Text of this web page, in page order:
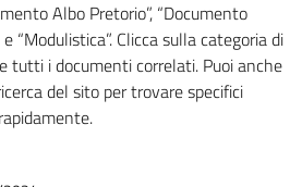
Albo Pretorio”, “Documento
“Modulistica”. Clicca sulla categoria di
tutti i documenti correlati. Puoi anche
del sito per trovare specifici